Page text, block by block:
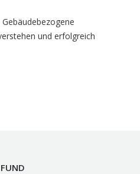
Gebäudebezogene
und erfolgreich